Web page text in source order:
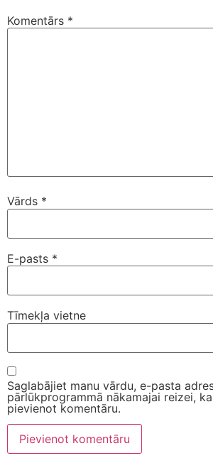
Komentārs *
Vārds *
E-pasts *
Tīmekļa vietne
Saglabājiet manu vārdu, e-pasta
pārlūkprogrammā nākamajai reizei,
pievienot komentāru.